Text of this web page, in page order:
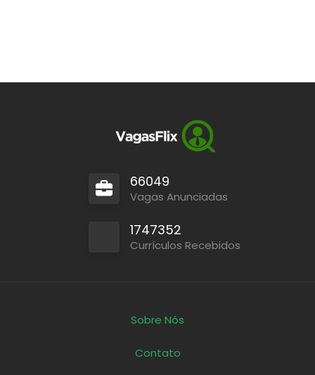
66049
Vagas Anunciadas
1747352
Currículos Recebidos
Sobre Nós
Contato